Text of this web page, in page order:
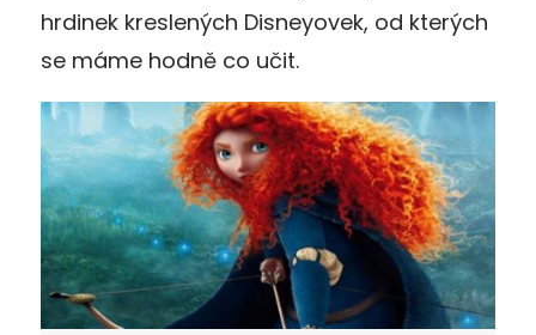
hrdinek kreslených Disneyovek, od kterých
se máme hodně co učit.